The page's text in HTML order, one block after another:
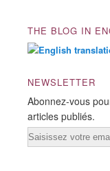
THE BLOG IN
NEWSLETTER
Abonnez-vous
articles publiés.
Email